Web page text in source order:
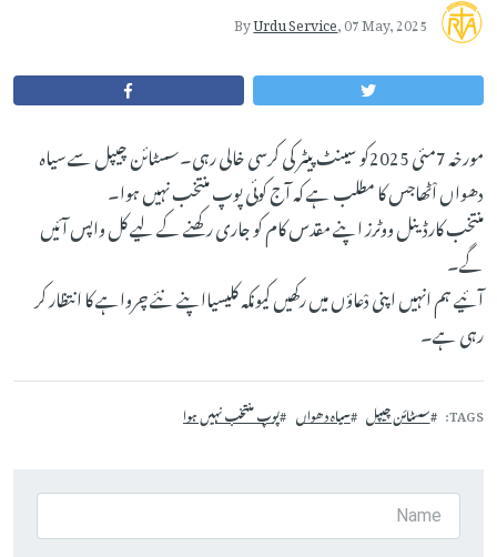
ByUrdu Service,07 May, 2025
مورخہ 7مئی 2025کو سینٹ پیٹر کی کرسی خالی رہی۔سسٹائن چیپل سے سیاہ
دھواں اْٹھاجس کا مطلب ہے کہ آج کوئی پوپ منتخب نہیں ہوا۔
منتخب کارڈینل ووٹرز اپنے مقدس کام کو جاری رکھنے کے لیے کل واپس آئیں
گے۔
آئیے ہم انہیں اپنی دْعاؤں میں رکھیں کیونکہ کلیسیااپنے نئے چرواہے کا انتظار کر
رہی ہے۔
TAGS سسٹائن چیپل سیاہ دھواں پوپ منتخب نہیں ہوا